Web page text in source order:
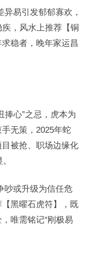
易引发郁郁寡欢，
，风水上推荐【铜
稳者，晚年家运昌
捧心”之忌，虎本为
无策，2025年蛇
被抢、职场边缘化
吵或升级为信任危
黑曜石虎符】，既
唯需铭记“刚极易